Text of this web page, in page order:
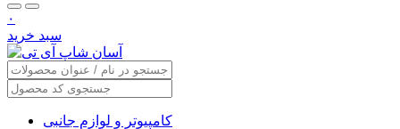
۰
سبد خرید
کامپیوتر و لوازم جانبی